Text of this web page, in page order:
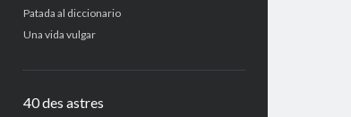
Patada al diccionario
Una vida vulgar
40 des astres